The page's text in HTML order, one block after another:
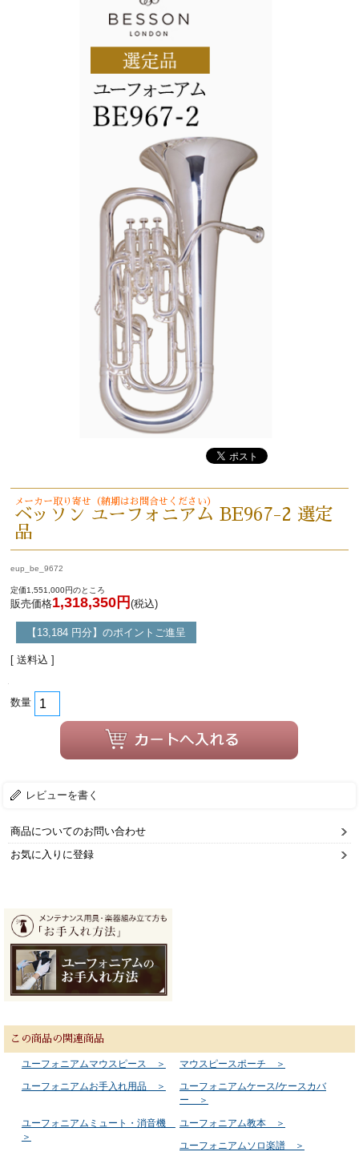
メーカー取り寄せ（納期はお問合せください）
ベッソン ユーフォニアム BE967-2 選定
品
eup_be_9672
定価1,551,000円のところ
販売価格1,318,350円 (税込)
【13,184 円分】のポイントご進呈
[ 送料込 ]
数量
レビューを書く
商品についてのお問い合わせ
お気に入りに登録
この商品の関連商品
ユーフォニアムマウスピース ＞
マウスピースポーチ ＞
ユーフォニアムお手入れ用品 ＞
ユーフォニアムケース/ケースカバ
ー ＞
ユーフォニアムミュート・消音機
＞
ユーフォニアム教本 ＞
ユーフォニアムソロ楽譜 ＞